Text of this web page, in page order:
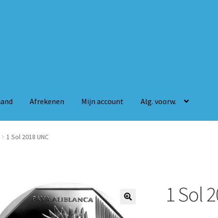
Afrekenen Mijn account Alg. voorw.
Mijn accountAlg. voorw.
1 Sol 2018 UNC
1 Sol